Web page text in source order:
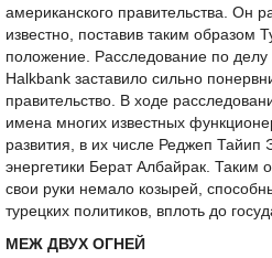
американского правительства. Он
известно, поставив таким образом
положение. Расследование по
Halkbank заставило сильно
правительство. В ходе
имена многих известных
развития, в их числе Реджеп Тайип
энергетики Берат Албайрак. Таким
свои руки немало козырей,
турецких политиков, вплоть до
МЕЖ ДВУХ ОГНЕЙ